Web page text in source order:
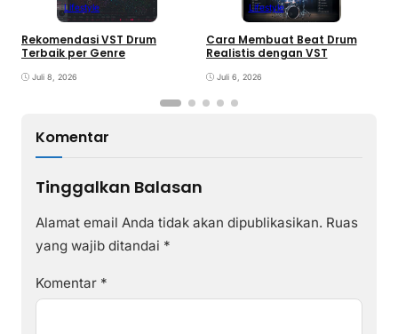
Lifestyle
Rekomendasi VST Drum
Terbaik per Genre
Juli 8, 2026
Lifestyle
Cara Membuat Beat Drum
Realistis dengan VST
Juli 6, 2026
Komentar
Tinggalkan Balasan
Alamat email Anda tidak akan dipublikasikan. Ruas
yang wajib ditandai *
Komentar *